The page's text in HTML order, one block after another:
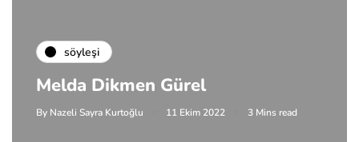
söyleşi
Melda Dikmen Gürel
By Nazeli Sayra Kurtoğlu 11 Ekim 2022 3 Mins read